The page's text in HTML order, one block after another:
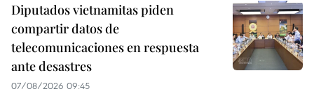
Diputados vietnamitas piden
compartir datos de
telecomunicaciones en respuesta
ante desastres
07/08/2026 09:45